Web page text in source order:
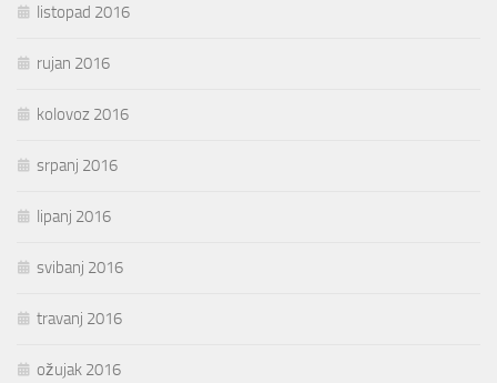
listopad 2016
rujan 2016
kolovoz 2016
srpanj 2016
lipanj 2016
svibanj 2016
travanj 2016
ožujak 2016